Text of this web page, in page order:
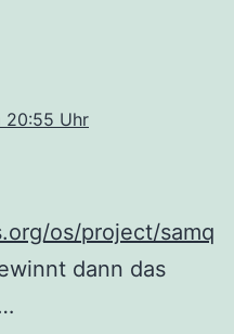
20:55 Uhr
os/project/samq
dann das